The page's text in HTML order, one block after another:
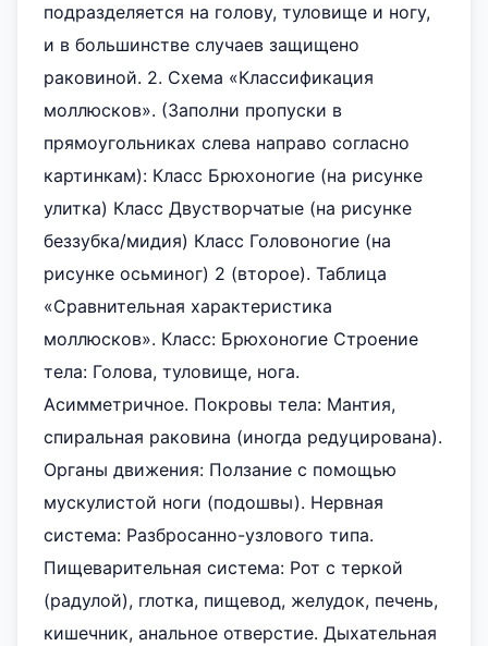
подразделяется на голову, туловище и ногу,
и в большинстве случаев защищено
раковиной. 2. Схема «Классификация
моллюсков». (Заполни пропуски в
прямоугольниках слева направо согласно
картинкам): Класс Брюхоногие (на рисунке
улитка) Класс Двустворчатые (на рисунке
беззубка/мидия) Класс Головоногие (на
рисунке осьминог) 2 (второе). Таблица
«Сравнительная характеристика
моллюсков». Класс: Брюхоногие Строение
тела: Голова, туловище, нога.
Асимметричное. Покровы тела: Мантия,
спиральная раковина (иногда редуцирована).
Органы движения: Ползание с помощью
мускулистой ноги (подошвы). Нервная
система: Разбросанно-узлового типа.
Пищеварительная система: Рот с теркой
(радулой), глотка, пищевод, желудок, печень,
кишечник, анальное отверстие. Дыхательная